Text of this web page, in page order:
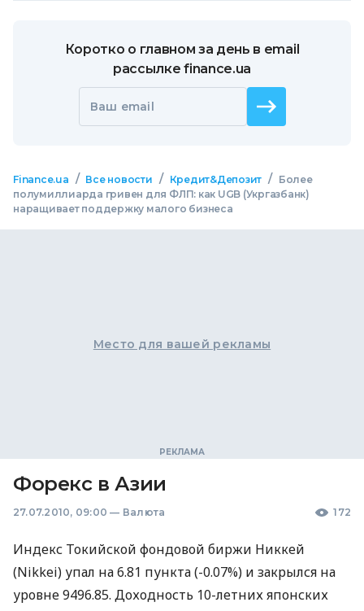
Коротко о главном за день в email
рассылке finance.ua
Ваш email
Finance.ua / Все новости / Кредит&Депозит /
Более
полумиллиарда гривен для ФЛП: как UGB (Укргазбанк)
наращивает поддержку малого бизнеса
Место для вашей рекламы
Форекс в Азии
27.07.2010, 09:00 — Валюта 172
Индекс Токийской фондовой биржи Никкей
(Nikkei) упал на 6.81 пункта (-0.07%) и закрылся на
уровне 9496.85. Доходность 10-летних японских